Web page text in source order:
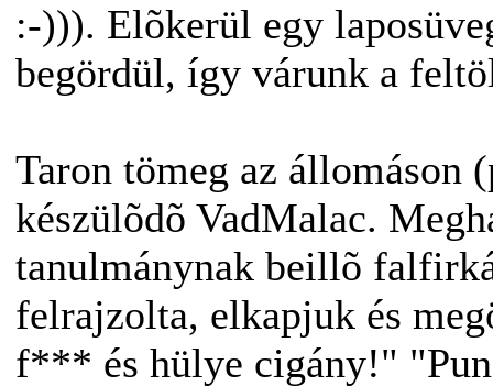
:-))). Elõkerül egy
begördül, így várunk a
Taron tömeg az állomáson
készülõdõ VadMalac.
tanulmánynak beillõ
felrajzolta, elkapjuk és
f*** és hülye cigány!"